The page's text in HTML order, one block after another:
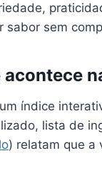
sem
acontece
índice
lista de
) relatam que a